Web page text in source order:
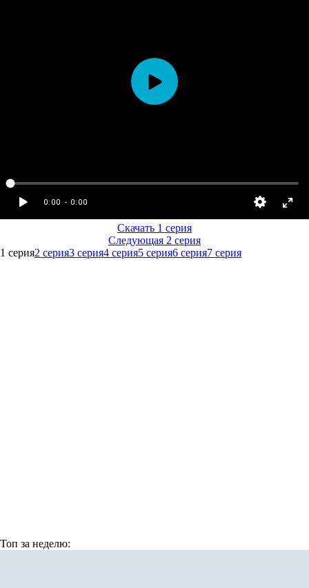
Скачать 1 серия
Следующая 2 серия
1 серия2 серия3 серия4 серия5 серия6 серия7 серия
Топ за неделю: